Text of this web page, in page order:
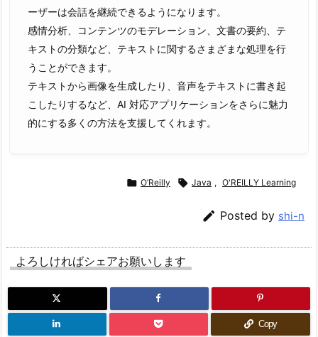
ーザーは会話を継続できるようになります。
感情分析、コンテンツのモデレーション、文書の要約、テ
キストの分類など、テキストに関するさまざまな処理を行
うことができます。
テキストから画像を生成したり、音声をテキストに書き起
こしたりするなど、AI 対応アプリケーションをさらに魅力
的にする多くの方法を支援してくれます。
 O’Reilly  Java , O'REILLY Learning
 Posted by shi-n
よろしければシェアお願いします
Copy